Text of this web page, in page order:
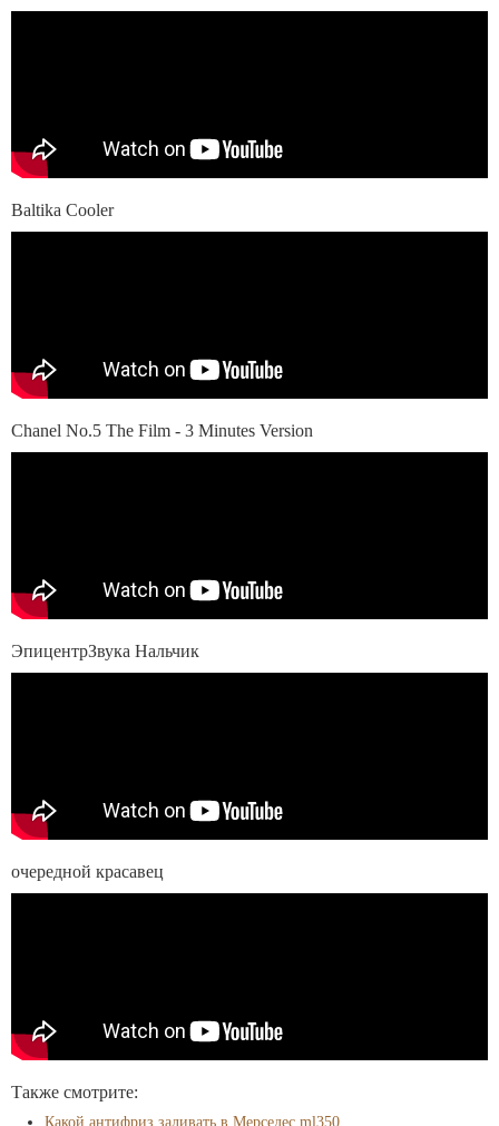
Baltika Cooler
Chanel No.5 The Film - 3 Minutes Version
ЭпицентрЗвука Нальчик
очередной красавец
Также смотрите:
Какой антифриз заливать в Мерседес ml350